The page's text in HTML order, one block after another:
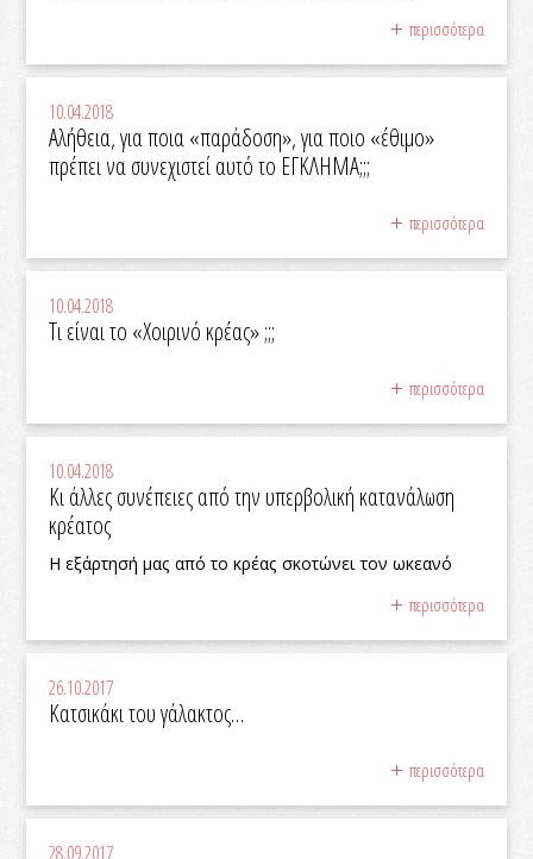
περισσότερα
10.04.2018
Αλήθεια, για ποια «παράδοση», για ποιο «έθιμο»
πρέπει να συνεχιστεί αυτό το ΕΓΚΛΗΜΑ;;;
περισσότερα
10.04.2018
Τι είναι το «Χοιρινό κρέας» ;;;
περισσότερα
10.04.2018
Κι άλλες συνέπειες από την υπερβολική κατανάλωση
κρέατος
Η εξάρτησή μας από το κρέας σκοτώνει τον ωκεανό
περισσότερα
26.10.2017
Κατσικάκι του γάλακτος…
περισσότερα
28.09.2017